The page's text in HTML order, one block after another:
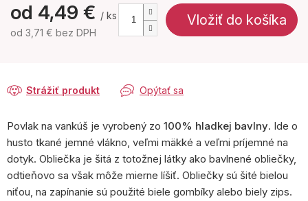
od 4,49 € / ks
od 3,71 € bez DPH
Vložiť do košíka
Opýtať sa
Strážiť produkt
Povlak na vankúš je vyrobený zo 100% hladkej bavlny. Ide o
husto tkané jemné vlákno, veľmi mäkké a veľmi príjemné na
dotyk. Obliečka je šitá z totožnej látky ako bavlnené obliečky,
odtieňovo sa však môže mierne líšiť. Obliečky sú šité bielou
niťou, na zapínanie sú použité biele gombíky alebo biely zips.